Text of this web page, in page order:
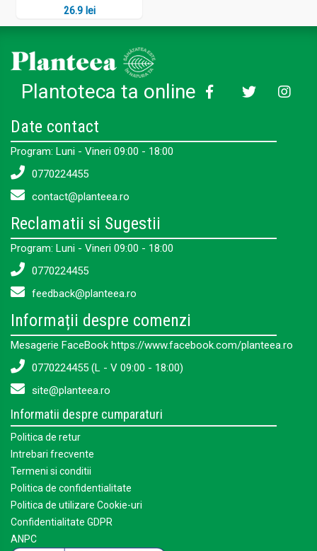
26.9 lei
Plantoteca ta online
Date contact
Program: Luni - Vineri 09:00 - 18:00
0770224455
contact@planteea.ro
Reclamatii si Sugestii
Program: Luni - Vineri 09:00 - 18:00
0770224455
feedback@planteea.ro
Informații despre comenzi
Mesagerie FaceBook https://www.facebook.com/planteea.ro
0770224455 (L - V 09:00 - 18:00)
site@planteea.ro
Informatii despre cumparaturi
Politica de retur
Intrebari frecvente
Termeni si conditii
Politica de confidentialitate
Politica de utilizare Cookie-uri
Confidentialitate GDPR
ANPC